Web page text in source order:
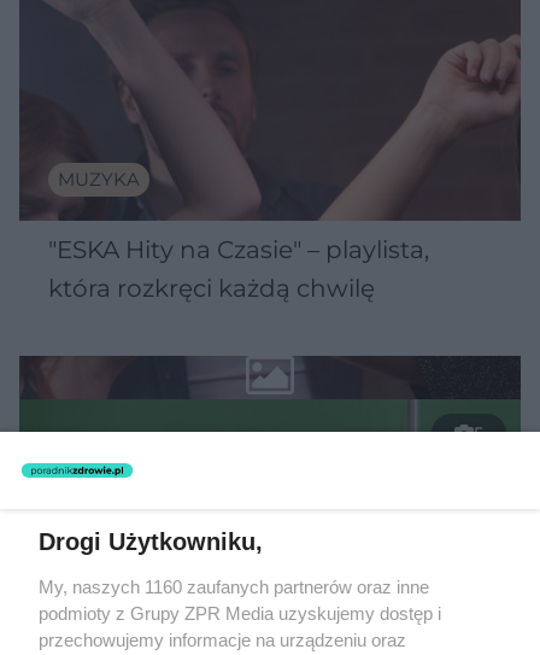
MUZYKA
"ESKA Hity na Czasie" – playlista,
która rozkręci każdą chwilę
5
Drogi Użytkowniku,
My, naszych 1160 zaufanych partnerów oraz inne
podmioty z Grupy ZPR Media uzyskujemy dostęp i
przechowujemy informacje na urządzeniu oraz